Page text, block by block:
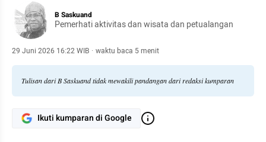
B Saskuand
Pemerhati aktivitas dan wisata dan petualangan
29 Juni 2026 16:22 WIB · waktu baca 5 menit
Tulisan dari B Saskuand tidak mewakili pandangan dari redaksi kumparan
Ikuti kumparan di Google